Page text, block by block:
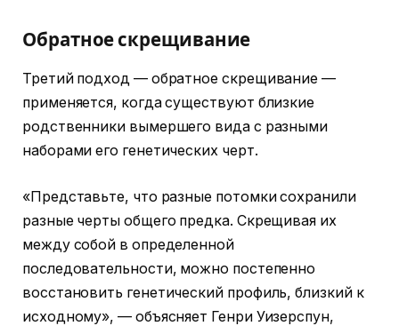
Обратное скрещивание
Третий подход — обратное скрещивание —
применяется, когда существуют близкие
родственники вымершего вида с разными
наборами его генетических черт.
«Представьте, что разные потомки сохранили
разные черты общего предка. Скрещивая их
между собой в определенной
последовательности, можно постепенно
восстановить генетический профиль, близкий к
исходному», — объясняет Генри Уизерспун,